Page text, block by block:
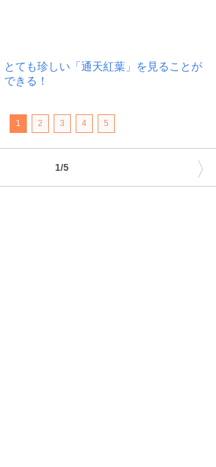
とても珍しい「通天紅葉」を見ることが
できる！
1 2 3 4 5
1/5 〉